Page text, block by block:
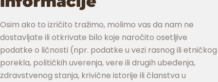
Osim ako to izričito tražimo, molimo vas da nam ne
dostavljate ili otkrivate bilo koje naročito osetljive
podatke o ličnosti (npr. podatke u vezi rasnog ili etničkog
porekla, političkih uverenja, vere ili drugih ubeđenja,
zdravstvenog stanja, krivične istorije ili članstva u